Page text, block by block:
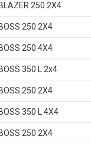
250 2X4
250 2X4
250 4X4
350 L 2x4
250 2X4
350 L 4X4
250 2X4